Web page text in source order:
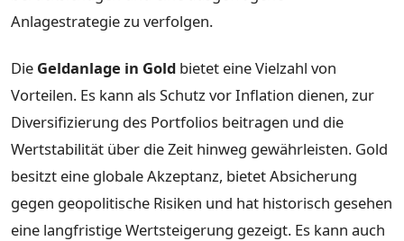
Anlagestrategie zu verfolgen.
Die Geldanlage in Gold bietet eine Vielzahl von
Vorteilen. Es kann als Schutz vor Inflation dienen, zur
Diversifizierung des Portfolios beitragen und die
Wertstabilität über die Zeit hinweg gewährleisten. Gold
besitzt eine globale Akzeptanz, bietet Absicherung
gegen geopolitische Risiken und hat historisch gesehen
eine langfristige Wertsteigerung gezeigt. Es kann auch